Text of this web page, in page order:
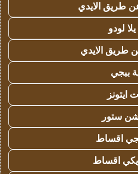
طريق الايدي
لودو
طريق الايدي
ببجي
ايتونز
ستور
اقساط
اقساط